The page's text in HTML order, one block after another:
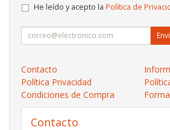
He leído y acepto la Política de
Contacto
Política Privacidad
Condiciones de Compra
Contacto